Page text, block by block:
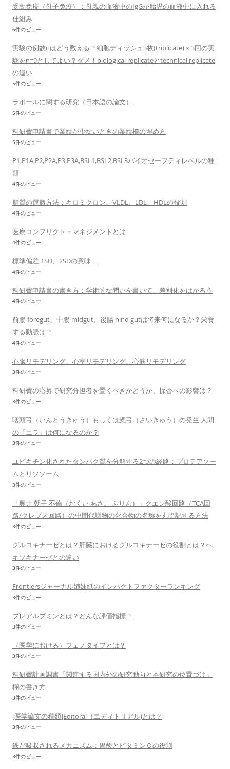
受動免疫（母子免疫）：母親の血液中のIgGが胎児の血液中に入れる
仕組み
6件のビュー
実験の例数nはどう数える？細胞ディッシュ3枚(triplicate)ｘ3回の実
験をn=9としてよい？ダメ！biological replicateとtechnical replicate
の違い
5件のビュー
ラポールに関する研究（日本語の論文）
5件のビュー
科研費申請書で業績が少ないときの業績欄の埋め方
5件のビュー
P1,P1A,P2,P2A,P3,P3A,BSL1,BSL2,BSL3バイオセーフティレベルの種
類
4件のビュー
脂質の運搬方法：キロミクロン、VLDL、LDL、HDLの役割
4件のビュー
医療コンフリクト・マネジメントとは
4件のビュー
標準偏差 1SD、2SDの意味
4件のビュー
科研費申請書の書き方：学術的な問いを書いて、差別化をはかろう
4件のビュー
前腸 foregut、中腸 midgut、後腸 hind gutは将来何になるか？栄養
する動脈は？
4件のビュー
心臓リモデリング、心室リモデリング、心筋リモデリング
3件のビュー
科研費の応募で研究分担者を置くべきかどうか、採否への影響は？
3件のビュー
咽頭弓（いんとうきゅう）もしくは鰓弓（さいきゅう）の発生 人間
の「エラ」は何になるのか？
3件のビュー
ユビキチン化されたタンパク質を分解する2つの経路：プロテアソー
ムとリソソーム
3件のビュー
「奥井 朝子 不倫（おくい あさこ ふりん）」クエン酸回路（TCA回
路/クレブス回路）の中間代謝物の化合物の名称を丸暗記する方法
3件のビュー
グルコキナーゼとは？肝臓におけるグルコキナーゼの役割とは？ヘ
キソキナーゼとの違い
3件のビュー
Frontiersジャーナル姉妹紙のインパクトファクターランキング
3件のビュー
プレアルブミンとは？どんな評価指標？
3件のビュー
（医学における）フェノタイプとは？
3件のビュー
科研費計画調書「関連する国内外の研究動向と本研究の位置づけ」
欄の書き方
3件のビュー
[医学論文の種類]Editoral（エディトリアル)とは？
3件のビュー
鉄が吸収されるメカニズム：胃酸とビタミンＣの役割
3件のビュー